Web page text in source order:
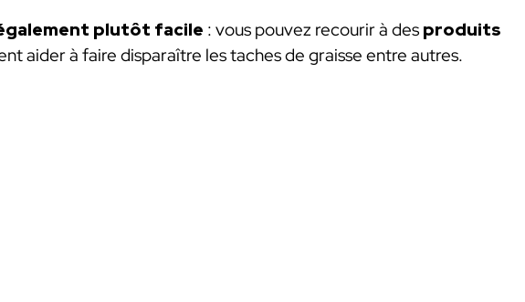
plutôt facile : vous pouvez recourir à des produits
aider à faire disparaître les taches de graisse entre autres.